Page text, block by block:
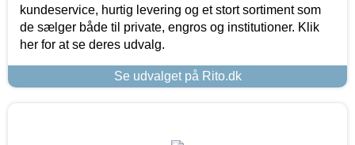
kundeservice, hurtig levering og et stort sortiment som
de sælger både til private, engros og institutioner. Klik
her for at se deres udvalg.
Se udvalget på Rito.dk